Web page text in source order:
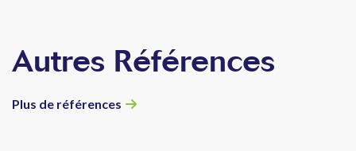
Autres Références
Plus de références